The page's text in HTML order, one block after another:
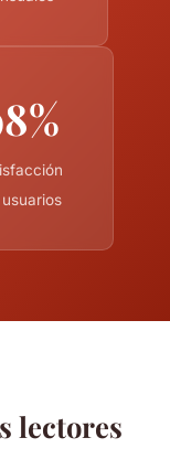
lectores